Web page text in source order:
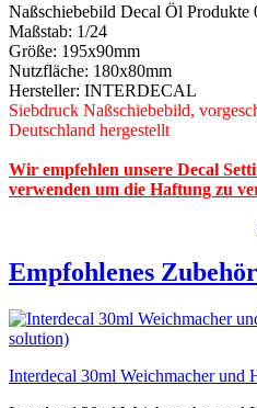
Naßschiebebild Decal Öl Produkte
Maßstab: 1/24
Größe: 195x90mm
Nutzfläche: 180x80mm
Hersteller: INTERDECAL
Siebdruck Naßschiebebild,
Deutschland hergestellt
Wir empfehlen unsere Decal
verwenden um die Haftung zu
Empfohlenes Zubehör
Interdecal 30ml Weichmacher und